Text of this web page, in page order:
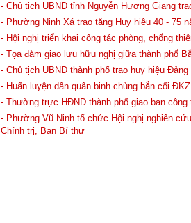
- Chủ tịch UBND tỉnh Nguyễn Hương Giang
- Phường Ninh Xá trao tặng Huy hiệu 40 - 75
- Hội nghị triển khai công tác phòng, chống
- Tọa đàm giao lưu hữu nghị giữa thành phố
- Chủ tịch UBND thành phố trao huy hiệu
- Huấn luyện dân quân binh chủng bắn cối ĐKZ
- Thường trực HĐND thành phố giao ban công
- Phường Vũ Ninh tổ chức Hội nghị nghiên
Chính trị, Ban Bí thư